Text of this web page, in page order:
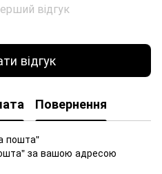
відгук
відгук
Повернення
пошта"
за вашою адресою